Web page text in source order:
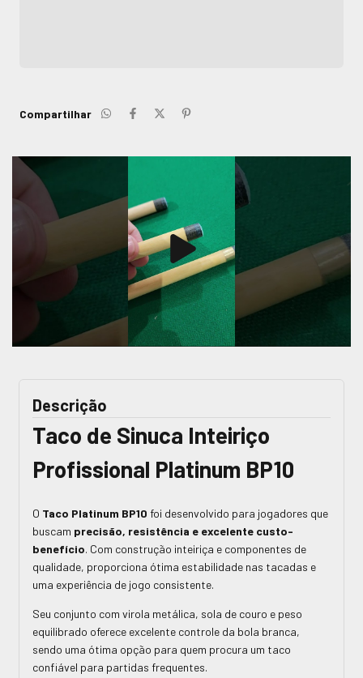
Compartilhar
Descrição
Taco de Sinuca Inteiriço
Profissional Platinum BP10
O Taco Platinum BP10 foi desenvolvido para jogadores que
buscam precisão, resistência e excelente custo-
benefício. Com construção inteiriça e componentes de
qualidade, proporciona ótima estabilidade nas tacadas e
uma experiência de jogo consistente.
Seu conjunto com virola metálica, sola de couro e peso
equilibrado oferece excelente controle da bola branca,
sendo uma ótima opção para quem procura um taco
confiável para partidas frequentes.